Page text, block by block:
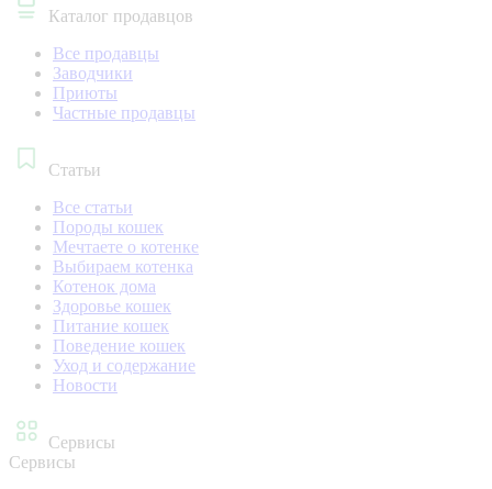
Каталог продавцов
Все продавцы
Заводчики
Приюты
Частные продавцы
Статьи
Все статьи
Породы кошек
Мечтаете о котенке
Выбираем котенка
Котенок дома
Здоровье кошек
Питание кошек
Поведение кошек
Уход и содержание
Новости
Сервисы
Сервисы